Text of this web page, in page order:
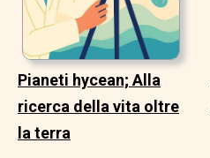
Pianeti hycean; Alla
ricerca della vita oltre
la terra